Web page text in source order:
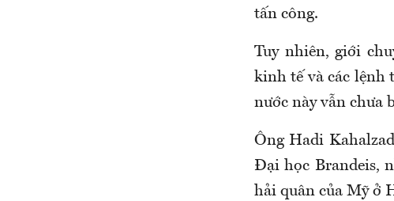
tấn công.
Tuy nhiên, giới
kinh tế và các lệnh
nước này vẫn chưa
Ông Hadi
Đại học Brandeis,
hải quân của Mỹ ở